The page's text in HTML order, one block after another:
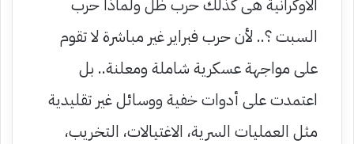
الاوكرانية هى كذلك حرب ظل ولماذا حرب
السبت ؟.. لأن حرب فبراير غير مباشرة لا تقوم
على مواجهة عسكرية شاملة ومعلنة.. بل
اعتمدت على أدوات خفية ووسائل غير تقليدية
مثل العمليات السرية، الاغتيالات، التخريب،